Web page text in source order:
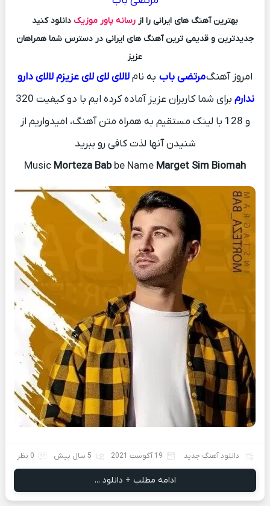
بهترین آهنگ های ایرانی را از رسانه پاور موزیک دانلود کنید
جدیدترین و قدیمی ترین آهنگ های ایرانی در دسترس شما همراهان
عزیز
امروز آهنگمرتضی باب به ناملالای لای لای عزیزم لالای دارو
ندارم
برای شما کاربران عزیز آماده کرده ایم با دو کیفیت 320
و 128 با لینک مستقیم به همراه متن آهنگ، امیدواریم از
شنیدن آنها لذت کافی رو ببرید
Music Morteza Babbe Name Marget Sim Biomah
دانلود آهنگ جدید 19 آگوست 2021 5 سال پیش 0 نظر
ادامه مطلب + دانلود ...